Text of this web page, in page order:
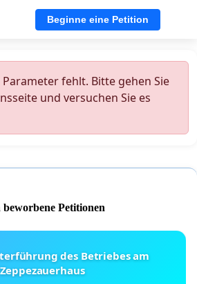
Beginne eine Petition
fehlt. Bitte gehen Sie
und versuchen Sie es
Petitionen
des Betriebes am
Zeppezauerhaus